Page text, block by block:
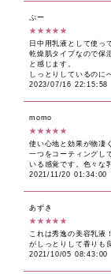
ぷー
★★★★★
日中用乳液として使っ
乾燥肌タイプなので保
と感じます。
しっとりしているのに
2023/07/16 22:15:58
momo
★★★★★
使い心地と効果が物凄
一つをコーティングし
いる感覚です。色々な
2021/11/20 01:34:00
あずき
★★★★★
これは秀逸の美容乳液
がしっとりして香りも
2021/10/05 08:43:00